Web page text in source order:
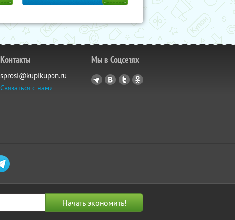
Контакты
sprosi@kupikupon.ru
Связаться с нами
Мы в Соцсетях